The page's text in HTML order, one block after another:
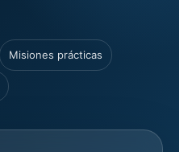
Misiones prácticas